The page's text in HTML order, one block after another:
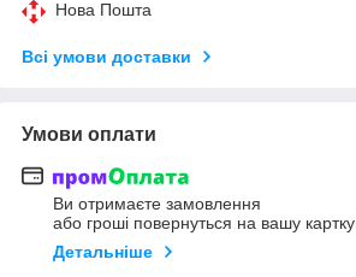
Нова Пошта
Всі умови доставки
Умови оплати
Ви отримаєте замовлення
або гроші повернуться на вашу картку
Детальніше